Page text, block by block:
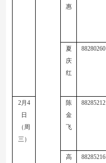
惠
夏
庆
红
88280260
2月 4
日
（周
三）
陈
金
飞
88285212
高
88285216